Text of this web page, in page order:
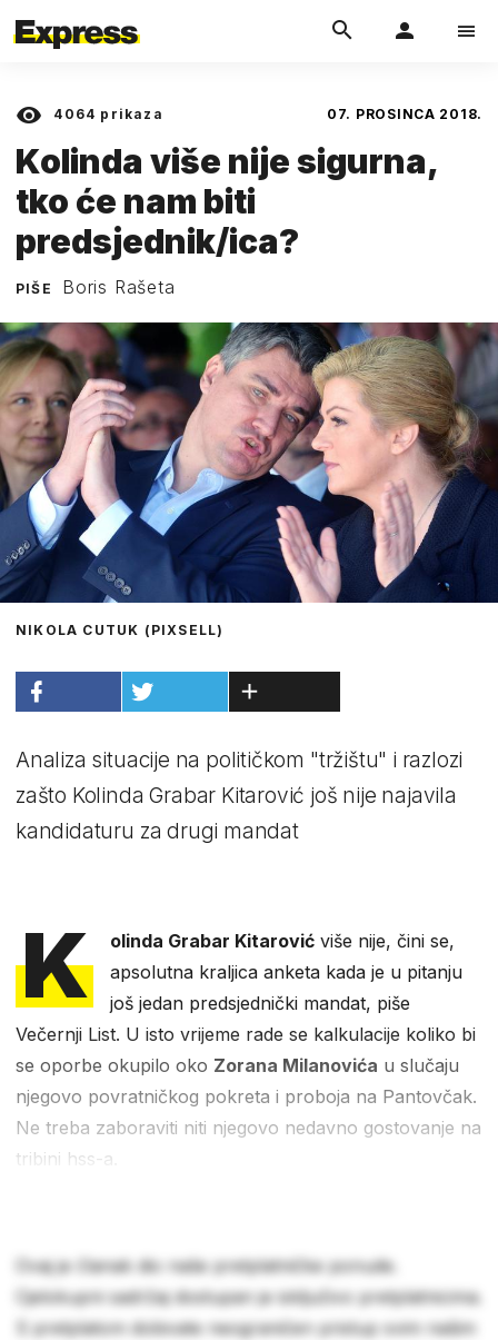
4064 prikaza 07. PROSINCA 2018.
Kolinda više nije sigurna,
tko će nam biti
predsjednik/ica?
PIŠE Boris Rašeta
NIKOLA CUTUK (PIXSELL)
Analiza situacije na političkom "tržištu" i razlozi
zašto Kolinda Grabar Kitarović još nije najavila
kandidaturu za drugi mandat
K olinda Grabar Kitarović više nije, čini se,
apsolutna kraljica anketa kada je u pitanju
još jedan predsjednički mandat, piše
Večernji List. U isto vrijeme rade se kalkulacije koliko bi
se oporbe okupilo oko Zorana Milanovića u slučaju
njegovo povratničkog pokreta i proboja na Pantovčak.
Ne treba zaboraviti niti njegovo nedavno gostovanje na
tribini hss-a.
Ovaj je članak dio naše pretplatničke ponude.
Cjelokupni sadržaj dostupan je isključivo pretplatnicima.
S pretplatom dobivate neograničen pristup svim našim